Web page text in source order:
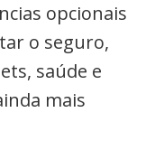
opcionais
o seguro,
saúde e
mais